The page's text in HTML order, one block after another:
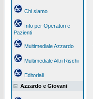
Chi siamo
Info per Operatori e
Pazienti
Multimediale Azzardo
Multimediale Altri Rischi
Editoriali
Azzardo e Giovani